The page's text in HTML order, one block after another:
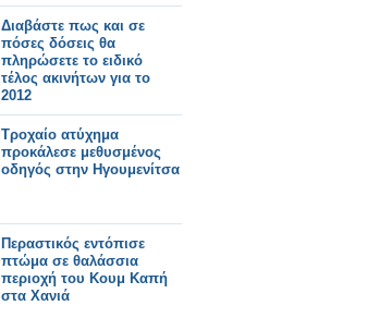
Διαβάστε πως και σε
πόσες δόσεις θα
πληρώσετε το ειδικό
τέλος ακινήτων για το
2012
Τροχαίο ατύχημα
προκάλεσε μεθυσμένος
οδηγός στην Ηγουμενίτσα
Περαστικός εντόπισε
πτώμα σε θαλάσσια
περιοχή του Κουμ Καπή
στα Χανιά